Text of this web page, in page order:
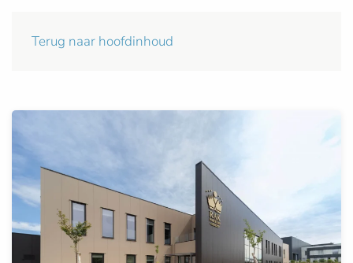
Terug naar hoofdinhoud